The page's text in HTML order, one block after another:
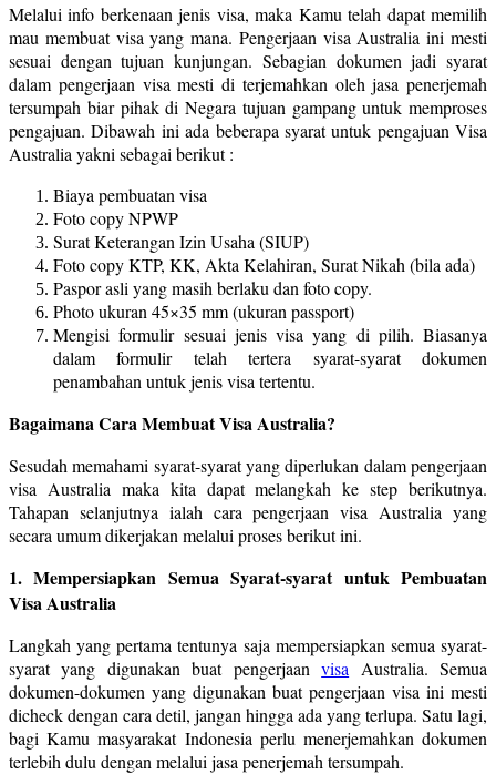
Melalui info berkenaan jenis visa, maka Kamu telah dapat memilih
mau membuat visa yang mana. Pengerjaan visa Australia ini mesti
sesuai dengan tujuan kunjungan. Sebagian dokumen jadi syarat
dalam pengerjaan visa mesti di terjemahkan oleh jasa penerjemah
tersumpah biar pihak di Negara tujuan gampang untuk memproses
pengajuan. Dibawah ini ada beberapa syarat untuk pengajuan Visa
Australia yakni sebagai berikut :
Biaya pembuatan visa
Foto copy NPWP
Surat Keterangan Izin Usaha (SIUP)
Foto copy KTP, KK, Akta Kelahiran, Surat Nikah (bila ada)
Paspor asli yang masih berlaku dan foto copy.
Photo ukuran 45×35 mm (ukuran passport)
Mengisi formulir sesuai jenis visa yang di pilih. Biasanya
dalam formulir telah tertera syarat-syarat dokumen
penambahan untuk jenis visa tertentu.
Bagaimana Cara Membuat Visa Australia?
Sesudah memahami syarat-syarat yang diperlukan dalam pengerjaan
visa Australia maka kita dapat melangkah ke step berikutnya.
Tahapan selanjutnya ialah cara pengerjaan visa Australia yang
secara umum dikerjakan melalui proses berikut ini.
1. Mempersiapkan Semua Syarat-syarat untuk Pembuatan
Visa Australia
Langkah yang pertama tentunya saja mempersiapkan semua syarat-
syarat yang digunakan buat pengerjaanvisa Australia. Semua
dokumen-dokumen yang digunakan buat pengerjaan visa ini mesti
dicheck dengan cara detil, jangan hingga ada yang terlupa. Satu lagi,
bagi Kamu masyarakat Indonesia perlu menerjemahkan dokumen
terlebih dulu dengan melalui jasa penerjemah tersumpah.